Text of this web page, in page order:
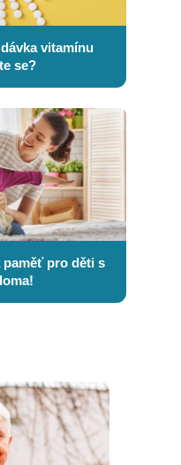
vitamínu
se?
paměť pro děti s